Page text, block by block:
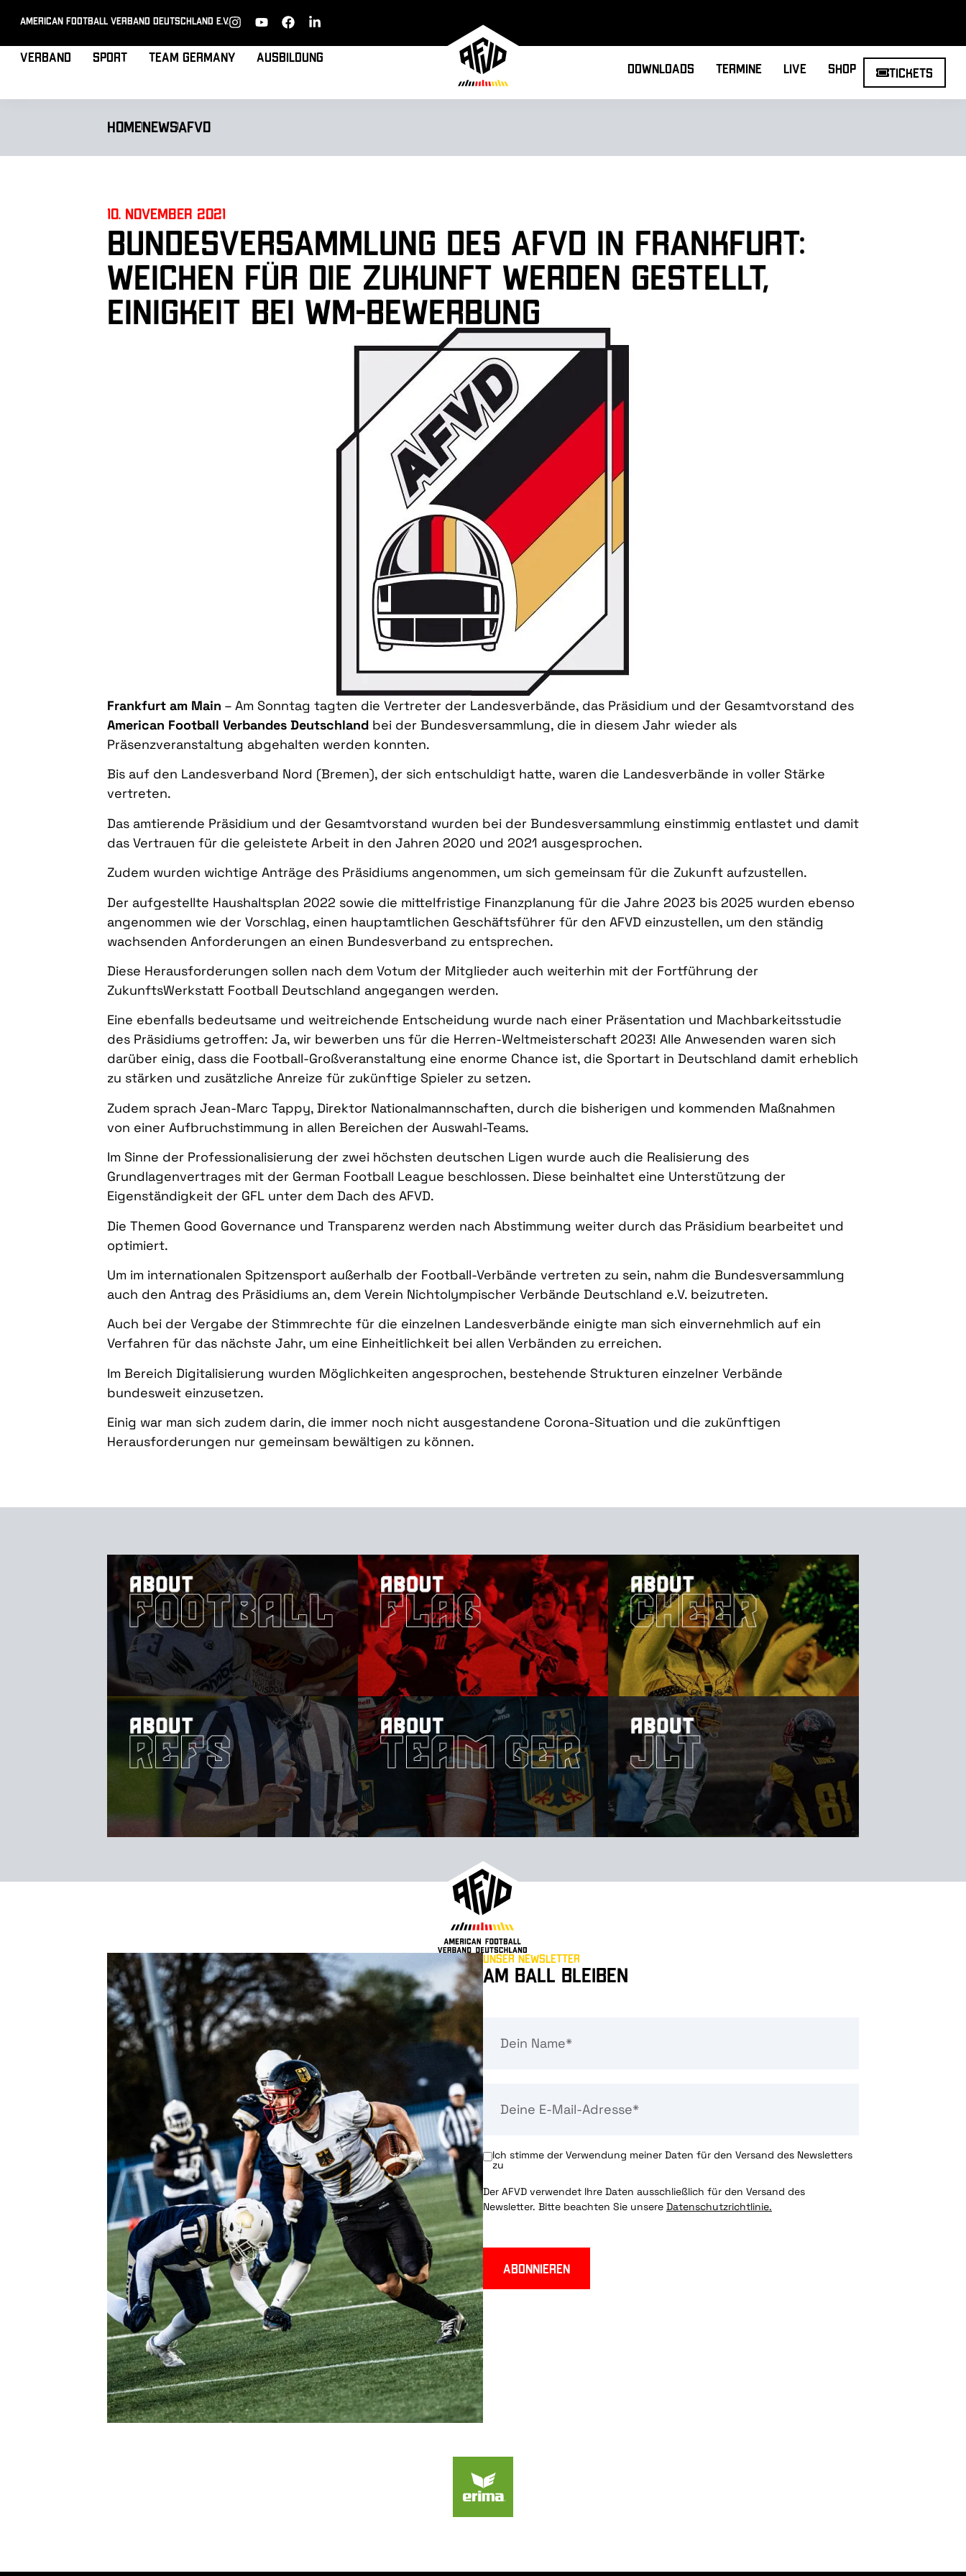
American Football Verband Deutschland e.V.
Verband Sport Team Germany Ausbildung
Downloads Termine Live Shop Tickets
HomeNewsAFVD
10. November 2021
Bundesversammlung des AFVD in Frankfurt:
Weichen für die Zukunft werden gestellt,
Einigkeit bei WM-Bewerbung
Frankfurt am Main – Am Sonntag tagten die Vertreter der Landesverbände, das Präsidium und der Gesamtvorstand des
American Football Verbandes Deutschland bei der Bundesversammlung, die in diesem Jahr wieder als
Präsenzveranstaltung abgehalten werden konnten.
Bis auf den Landesverband Nord (Bremen), der sich entschuldigt hatte, waren die Landesverbände in voller Stärke
vertreten.
Das amtierende Präsidium und der Gesamtvorstand wurden bei der Bundesversammlung einstimmig entlastet und damit
das Vertrauen für die geleistete Arbeit in den Jahren 2020 und 2021 ausgesprochen.
Zudem wurden wichtige Anträge des Präsidiums angenommen, um sich gemeinsam für die Zukunft aufzustellen.
Der aufgestellte Haushaltsplan 2022 sowie die mittelfristige Finanzplanung für die Jahre 2023 bis 2025 wurden ebenso
angenommen wie der Vorschlag, einen hauptamtlichen Geschäftsführer für den AFVD einzustellen, um den ständig
wachsenden Anforderungen an einen Bundesverband zu entsprechen.
Diese Herausforderungen sollen nach dem Votum der Mitglieder auch weiterhin mit der Fortführung der
ZukunftsWerkstatt Football Deutschland angegangen werden.
Eine ebenfalls bedeutsame und weitreichende Entscheidung wurde nach einer Präsentation und Machbarkeitsstudie
des Präsidiums getroffen: Ja, wir bewerben uns für die Herren-Weltmeisterschaft 2023! Alle Anwesenden waren sich
darüber einig, dass die Football-Großveranstaltung eine enorme Chance ist, die Sportart in Deutschland damit erheblich
zu stärken und zusätzliche Anreize für zukünftige Spieler zu setzen.
Zudem sprach Jean-Marc Tappy, Direktor Nationalmannschaften, durch die bisherigen und kommenden Maßnahmen
von einer Aufbruchstimmung in allen Bereichen der Auswahl-Teams.
Im Sinne der Professionalisierung der zwei höchsten deutschen Ligen wurde auch die Realisierung des
Grundlagenvertrages mit der German Football League beschlossen. Diese beinhaltet eine Unterstützung der
Eigenständigkeit der GFL unter dem Dach des AFVD.
Die Themen Good Governance und Transparenz werden nach Abstimmung weiter durch das Präsidium bearbeitet und
optimiert.
Um im internationalen Spitzensport außerhalb der Football-Verbände vertreten zu sein, nahm die Bundesversammlung
auch den Antrag des Präsidiums an, dem Verein Nichtolympischer Verbände Deutschland e.V. beizutreten.
Auch bei der Vergabe der Stimmrechte für die einzelnen Landesverbände einigte man sich einvernehmlich auf ein
Verfahren für das nächste Jahr, um eine Einheitlichkeit bei allen Verbänden zu erreichen.
Im Bereich Digitalisierung wurden Möglichkeiten angesprochen, bestehende Strukturen einzelner Verbände
bundesweit einzusetzen.
Einig war man sich zudem darin, die immer noch nicht ausgestandene Corona-Situation und die zukünftigen
Herausforderungen nur gemeinsam bewältigen zu können.
Unser Newsletter
Am Ball bleiben
Ich stimme der Verwendung meiner Daten für den Versand des Newsletters
zu
Der AFVD verwendet Ihre Daten ausschließlich für den Versand des
Newsletter. Bitte beachten Sie unsere Datenschutzrichtlinie.
Abonnieren